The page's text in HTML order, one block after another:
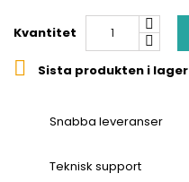
Kvantitet
 Sista produkten i lager
Snabba leveranser
Teknisk support